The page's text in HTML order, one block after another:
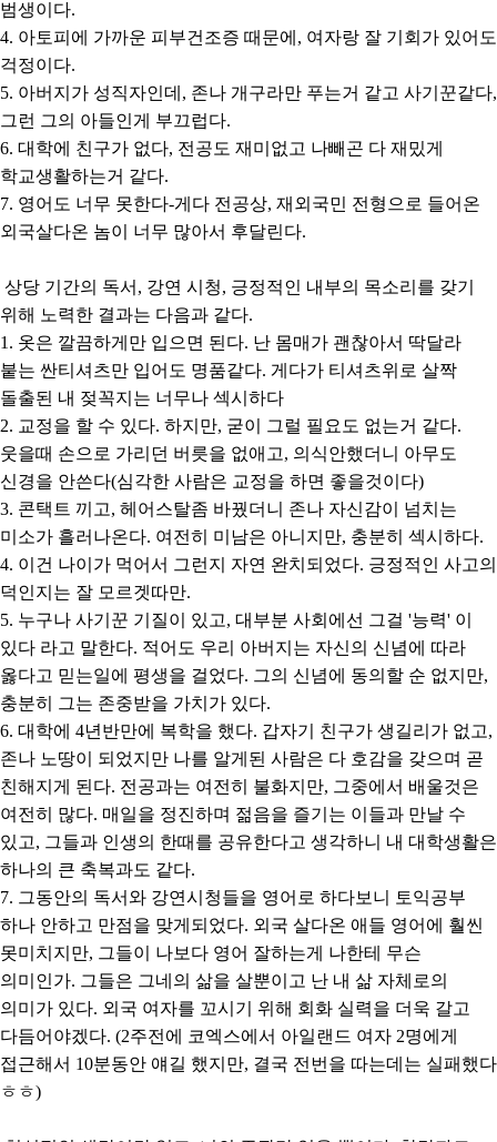
범생이다.
4. 아토피에 가까운 피부건조증 때문에, 여자랑 잘 기회가 있어도
걱정이다.
5. 아버지가 성직자인데, 존나 개구라만 푸는거 같고 사기꾼같다,
그런 그의 아들인게 부끄럽다.
6. 대학에 친구가 없다, 전공도 재미없고 나빼곤 다 재밌게
학교생활하는거 같다.
7. 영어도 너무 못한다-게다 전공상, 재외국민 전형으로 들어온
외국살다온 놈이 너무 많아서 후달린다.
상당 기간의 독서, 강연 시청, 긍정적인 내부의 목소리를 갖기
위해 노력한 결과는 다음과 같다.
1. 옷은 깔끔하게만 입으면 된다. 난 몸매가 괜찮아서 딱달라
붙는 싼티셔츠만 입어도 명품같다. 게다가 티셔츠위로 살짝
돌출된 내 젖꼭지는 너무나 섹시하다
2. 교정을 할 수 있다. 하지만, 굳이 그럴 필요도 없는거 같다.
웃을때 손으로 가리던 버릇을 없애고, 의식안했더니 아무도
신경을 안쓴다(심각한 사람은 교정을 하면 좋을것이다)
3. 콘택트 끼고, 헤어스탈좀 바꿨더니 존나 자신감이 넘치는
미소가 흘러나온다. 여전히 미남은 아니지만, 충분히 섹시하다.
4. 이건 나이가 먹어서 그런지 자연 완치되었다. 긍정적인 사고의
덕인지는 잘 모르겟따만.
5. 누구나 사기꾼 기질이 있고, 대부분 사회에선 그걸 '능력' 이
있다 라고 말한다. 적어도 우리 아버지는 자신의 신념에 따라
옳다고 믿는일에 평생을 걸었다. 그의 신념에 동의할 순 없지만,
충분히 그는 존중받을 가치가 있다.
6. 대학에 4년반만에 복학을 했다. 갑자기 친구가 생길리가 없고,
존나 노땅이 되었지만 나를 알게된 사람은 다 호감을 갖으며 곧
친해지게 된다. 전공과는 여전히 불화지만, 그중에서 배울것은
여전히 많다. 매일을 정진하며 젊음을 즐기는 이들과 만날 수
있고, 그들과 인생의 한때를 공유한다고 생각하니 내 대학생활은
하나의 큰 축복과도 같다.
7. 그동안의 독서와 강연시청들을 영어로 하다보니 토익공부
하나 안하고 만점을 맞게되었다. 외국 살다온 애들 영어에 훨씬
못미치지만, 그들이 나보다 영어 잘하는게 나한테 무슨
의미인가. 그들은 그네의 삶을 살뿐이고 난 내 삶 자체로의
의미가 있다. 외국 여자를 꼬시기 위해 회화 실력을 더욱 갈고
다듬어야겠다. (2주전에 코엑스에서 아일랜드 여자 2명에게
접근해서 10분동안 얘길 했지만, 결국 전번을 따는데는 실패했다
ㅎㅎ)